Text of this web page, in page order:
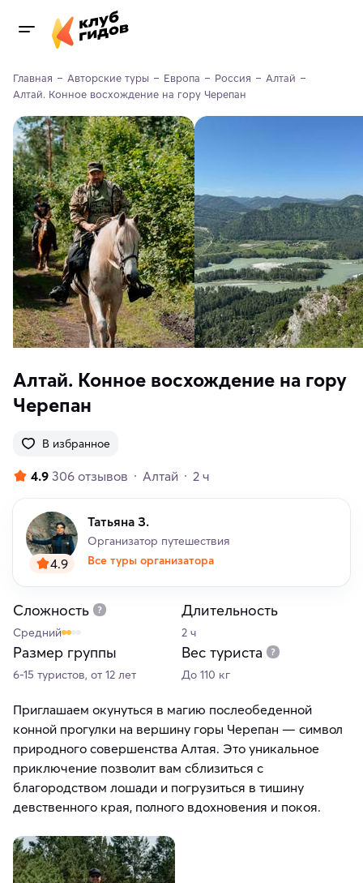
Главная Авторские туры Европа Россия
Алтай
Алтай. Конное восхождение на гору Черепан
Алтай. Конное восхождение на гору
Черепан
В избранное
4.9 306 отзывов Алтай 2 ч
4.9
Татьяна З.
Организатор путешествия
Все туры организатора
Сложность
Средний
Длительность
2 ч
Размер группы
6-15 туристов, от 12 лет
Вес туриста
До 110 кг
Приглашаем окунуться в магию послеобеденной
конной прогулки на вершину горы Черепан — символ
природного совершенства Алтая. Это уникальное
приключение позволит вам сблизиться с
благородством лошади и погрузиться в тишину
девственного края, полного вдохновения и покоя.